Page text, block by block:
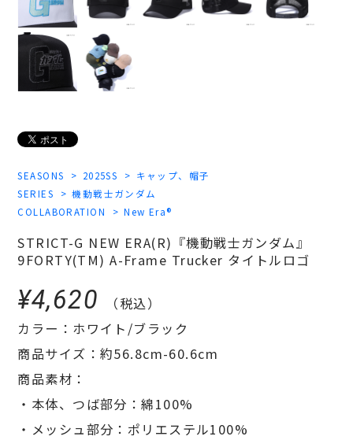
SEASONS 2025SS
キャップ、帽子
SERIES
機動戦士ガンダム
COLLABORATION
New Era®
STRICT-G NEW ERA(R)『機動戦士ガンダム』
9FORTY(TM) A-Frame Trucker タイトルロゴ
¥4,620
（税込）
カラー：ホワイト/ブラック
商品サイズ：約56.8cm-60.6cm
商品素材：
・本体、つば部分：綿100%
・メッシュ部分：ポリエステル100%